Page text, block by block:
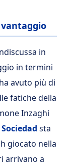
in
in termini
avuto più di
fatiche della
Inzaghi
sta
giocato nella
arrivano a